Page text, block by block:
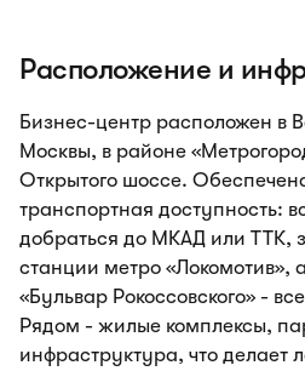
Расположение и
Бизнес-центр расположен в
Москвы, в районе
Открытого шоссе.
транспортная доступность:
добраться до МКАД или ТТК,
станции метро «Локомотив»,
«Бульвар Рокоссовского» -
Рядом - жилые комплексы,
инфраструктура, что делает